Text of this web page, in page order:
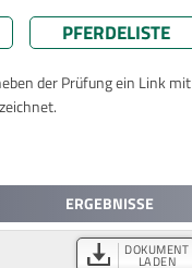
PFERDELISTE
der Prüfung ein Link mit
ERGEBNISSE
DOKUMENT
LADEN